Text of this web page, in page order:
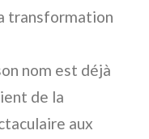
transformation
nom est déjà
de la
aux